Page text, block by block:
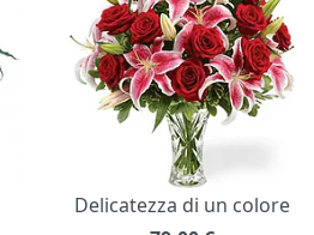
Delicatezza di un colore